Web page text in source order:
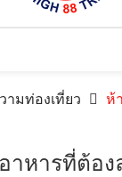
ามท่องเที่ยว
ห้
าหารที่ต้อง